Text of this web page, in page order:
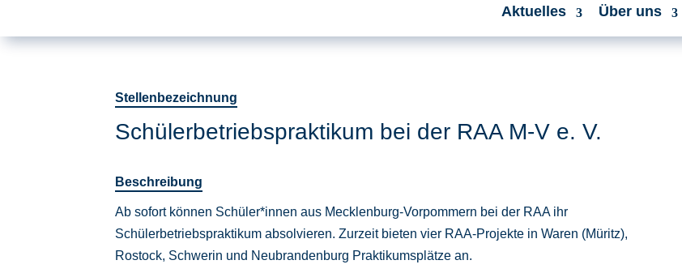
Aktuelles Über uns
Stellenbezeichnung
Schülerbetriebspraktikum bei der RAA M-V e. V.
Beschreibung
Ab sofort können Schüler*innen aus Mecklenburg-Vorpommern bei der RAA ihr
Schülerbetriebspraktikum absolvieren. Zurzeit bieten vier RAA-Projekte in Waren (Müritz),
Rostock, Schwerin und Neubrandenburg Praktikumsplätze an.